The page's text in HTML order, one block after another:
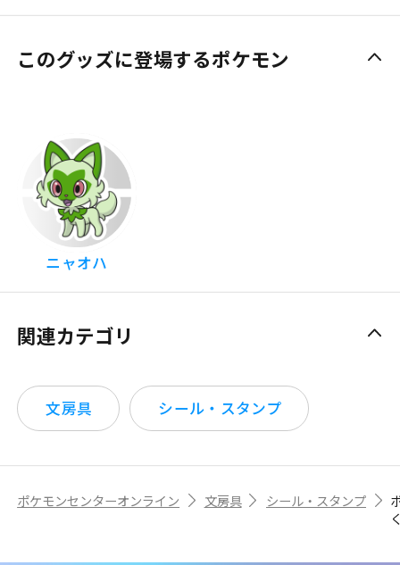
このグッズに登場するポケモン
ニャオハ
関連カテゴリ
文房具 シール・スタンプ
ポケモンセンターオンライン 文房具 シール・スタンプ